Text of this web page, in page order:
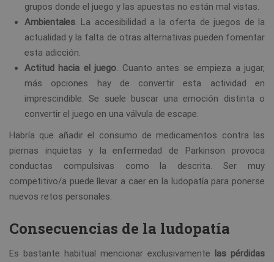
grupos donde el juego y las apuestas no están mal vistas.
Ambientales. La accesibilidad a la oferta de juegos de la
actualidad y la falta de otras alternativas pueden fomentar
esta adicción.
Actitud hacia el juego. Cuanto antes se empieza a jugar,
más opciones hay de convertir esta actividad en
imprescindible. Se suele buscar una emoción distinta o
convertir el juego en una válvula de escape.
Habría que añadir el consumo de medicamentos contra las
piernas inquietas y la enfermedad de Parkinson provoca
conductas compulsivas como la descrita. Ser muy
competitivo/a puede llevar a caer en la ludopatía para ponerse
nuevos retos personales.
Consecuencias de la ludopatía
Es bastante habitual mencionar exclusivamente las pérdidas